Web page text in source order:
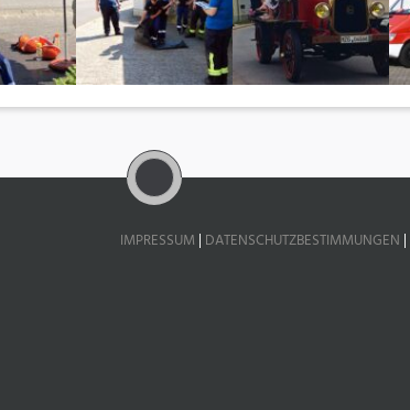
IMPRESSUM | DATENSCHUTZBESTIMMUNGEN |